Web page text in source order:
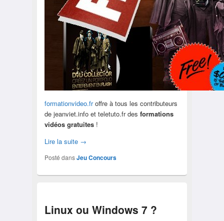
formationvideo.froffre à tous les contributeurs
de jeanviet.info et teletuto.fr des formations
vidéos gratuites!
Lire la suite →
Posté dansJeu Concours
Linux ou Windows 7 ?